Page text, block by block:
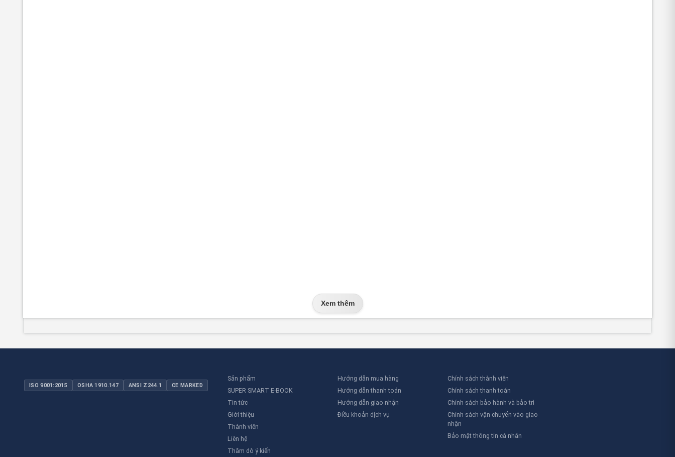
Xem thêm
ISO 9001:2015 OSHA 1910.147 ANSI Z244.1 CE MARKED
Sản phẩm
SUPER SMART E-BOOK
Tin tức
Giới thiệu
Thành viên
Liên hệ
Thăm dò ý kiến
Hướng dẫn mua hàng
Hướng dẫn thanh toán
Hướng dẫn giao nhận
Điều khoản dịch vụ
Chính sách thành viên
Chính sách thanh toán
Chính sách bảo hành và bảo trì
Chính sách vận chuyển vào giao
nhận
Bảo mật thông tin cá nhân